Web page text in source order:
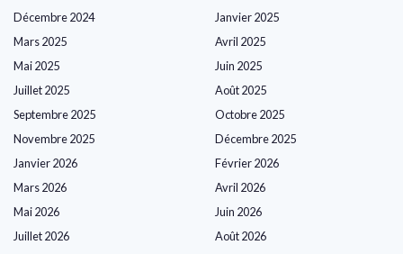
Décembre 2024
Janvier 2025
Mars 2025
Avril 2025
Mai 2025
Juin 2025
Juillet 2025
Août 2025
Septembre 2025
Octobre 2025
Novembre 2025
Décembre 2025
Janvier 2026
Février 2026
Mars 2026
Avril 2026
Mai 2026
Juin 2026
Juillet 2026
Août 2026